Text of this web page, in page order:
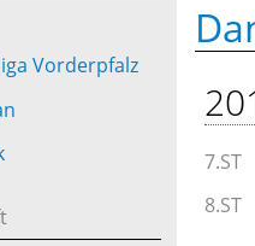
Vorderpfalz
7.ST
8.ST